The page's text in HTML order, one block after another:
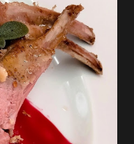
sfoglia di
provola, olio
caciocavallo
di peperoncino,
cottura degli
per iniziare
quindi pentola